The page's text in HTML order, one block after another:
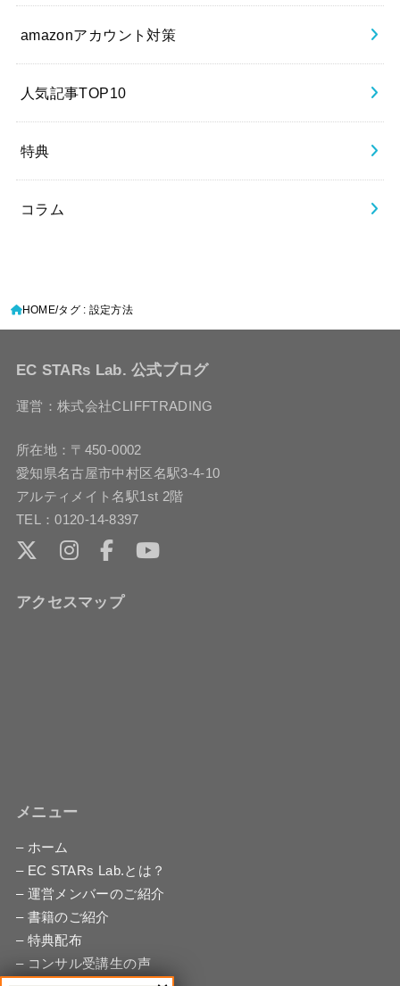
amazonアカウント対策
人気記事TOP10
特典
コラム
HOME タグ : 設定方法
EC STARs Lab. 公式ブログ
運営：株式会社CLIFFTRADING
所在地：〒450-0002
愛知県名古屋市中村区名駅3-4-10
アルティメイト名駅1st 2階
TEL：0120-14-8397
アクセスマップ
メニュー
– ホーム
– EC STARs Lab.とは？
– 運営メンバーのご紹介
– 書籍のご紹介
– 特典配布
– コンサル受講生の声